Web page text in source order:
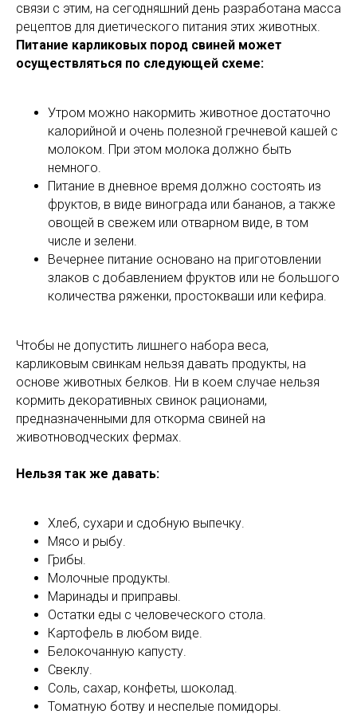
связи с этим, на сегодняшний день разработана масса
рецептов для диетического питания этих животных.
Питание карликовых пород свиней может
осуществляться по следующей схеме:
Утром можно накормить животное достаточно
калорийной и очень полезной гречневой кашей с
молоком. При этом молока должно быть
немного.
Питание в дневное время должно состоять из
фруктов, в виде винограда или бананов, а также
овощей в свежем или отварном виде, в том
числе и зелени.
Вечернее питание основано на приготовлении
злаков с добавлением фруктов или не большого
количества ряженки, простокваши или кефира.
Чтобы не допустить лишнего набора веса,
карликовым свинкам нельзя давать продукты, на
основе животных белков. Ни в коем случае нельзя
кормить декоративных свинок рационами,
предназначенными для откорма свиней на
животноводческих фермах.
Нельзя так же давать:
Хлеб, сухари и сдобную выпечку.
Мясо и рыбу.
Грибы.
Молочные продукты.
Маринады и приправы.
Остатки еды с человеческого стола.
Картофель в любом виде.
Белокочанную капусту.
Свеклу.
Соль, сахар, конфеты, шоколад.
Томатную ботву и неспелые помидоры.